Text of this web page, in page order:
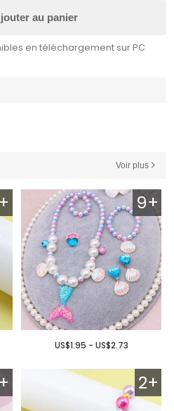
au panier
en téléchargement sur PC
Voir plus
9+
US$1.95 - US$2.73
2+